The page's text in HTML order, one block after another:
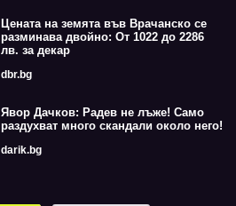
Цената на земята във Врачанско се
разминава двойно: От 1022 до 2286
лв. за декар
dbr.bg
Явор Дачков: Радев не лъже! Само
раздухват много скандали около него!
darik.bg